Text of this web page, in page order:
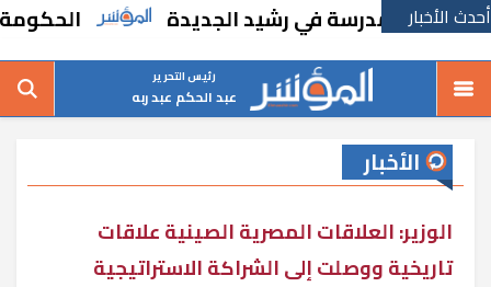
أحدث الأخبارمدرسة في رشيد الجديدة الحكومة تقر
رئيس التحرير
عبد الحكم عبد ربه
الأخبار
الوزير: العلاقات المصرية الصينية علاقات
تاريخية ووصلت إلى الشراكة الاستراتيجية